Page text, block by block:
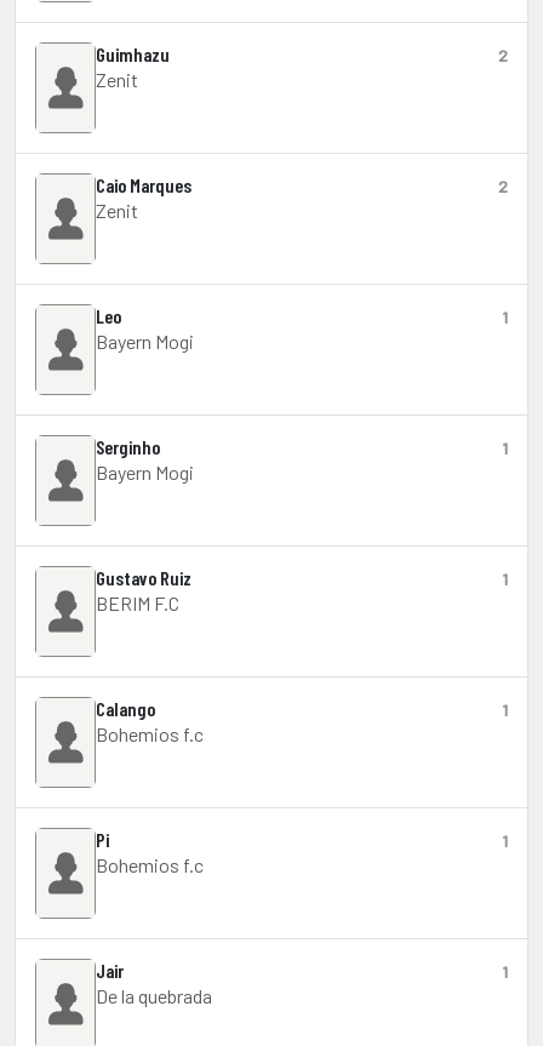
Guimhazu
Zenit
2
Caio Marques
Zenit
2
Leo
Bayern Mogi
1
Serginho
Bayern Mogi
1
Gustavo Ruiz
BERIM F.C
1
Calango
Bohemios f.c
1
Pi
Bohemios f.c
1
Jair
De la quebrada
1